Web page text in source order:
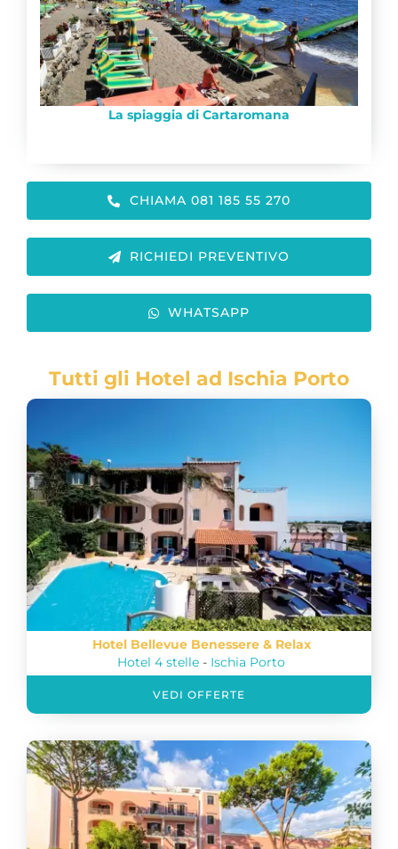
La spiaggia di Cartaromana
CHIAMA 081 185 55 270
RICHIEDI PREVENTIVO
WHATSAPP
Tutti gli Hotel ad Ischia Porto
Hotel Bellevue Benessere & Relax
Hotel 4 stelle - Ischia Porto
VEDI OFFERTE